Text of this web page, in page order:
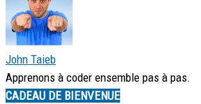
John Taieb
Apprenons à coder ensemble pas à pas.
CADEAU DE BIENVENUE